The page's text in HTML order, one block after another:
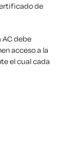
de
AC debe
acceso a la
el cual cada